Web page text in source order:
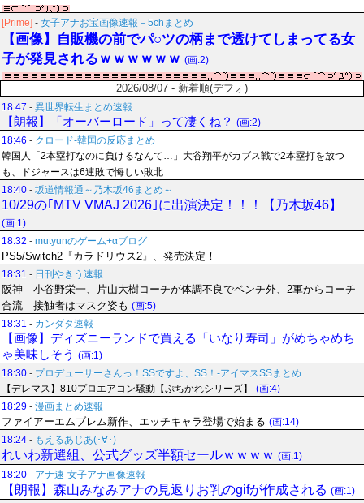
[Prime] - 女子アナお宝画像速報－5chまとめ
【画像】自販機の前でパ○ツの柄まで透けてしまってる女
子が発見されるｗｗｗｗｗｗ (画:2)
2026/08/07 - 新着順(デフォ)
18:47 - 異世界転生まとめ速報
【朗報】「オーバーロード」って凄くね？ (画:2)
18:46 - クロード-韓国の反応まとめ
韓国人「2本塁打なのに負けるなんて…」大谷翔平がカブス戦で2本塁打を放つ
も、ドジャースは6連敗で悔しい敗北
18:40 - 坂道情報通～乃木坂46まとめ～
10/29の｢MTV VMAJ 2026｣に出演決定！！！【乃木坂46】
(画:1)
18:32 - mutyunのゲーム+αブログ
PS5/Switch2『カラドリウス2』、発売決定！
18:31 - 日刊やきう速報
阪神 小谷野栄一、片山大樹コーチが体調不良でベンチ外、2軍からコーチ
合流 接触者はマスク姿も (画:5)
18:31 - カンダタ速報
【画像】ディズニーランドで買える「いなり寿司」がめちゃめち
ゃ美味しそう (画:1)
18:30 - プロデューサーさんっ！SSですよ、SS！-アイマスSSまとめ
【デレマス】810プロエアコン騒動【ぷちかれシリーズ】
(画:4)
18:29 - 漫画まとめ速報
ファイアーエムブレム新作、エッチキャラ登場で始まる (画:14)
18:24 - もえるあじあ(･∀･)
れいわ新選組、公式グッズ半額セールｗｗｗｗ (画:1)
18:20 - アナ速‐女子アナ画像速報
【朗報】森山みなみアナの見返りお乳のgifが作成される (画:1)